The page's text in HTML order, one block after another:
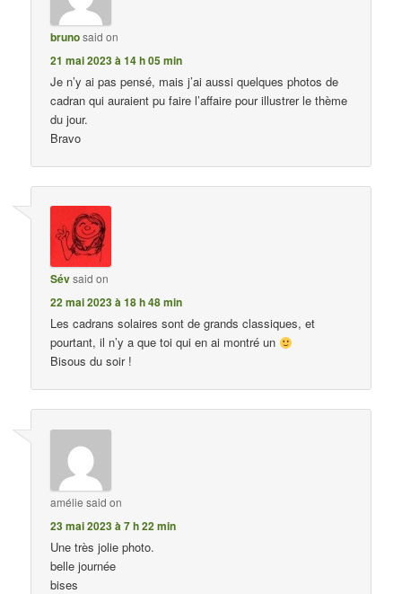
brunosaid on
21 mai 2023 à 14 h 05 min
Je n’y ai pas pensé, mais j’ai aussi quelques photos de
cadran qui auraient pu faire l’affaire pour illustrer le thème
du jour.
Bravo
Sévsaid on
22 mai 2023 à 18 h 48 min
Les cadrans solaires sont de grands classiques, et
pourtant, il n’y a que toi qui en ai montré un
Bisous du soir !
amélie said on
23 mai 2023 à 7 h 22 min
Une très jolie photo.
belle journée
bises